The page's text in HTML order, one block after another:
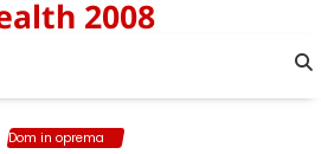
2008
Dom in oprema